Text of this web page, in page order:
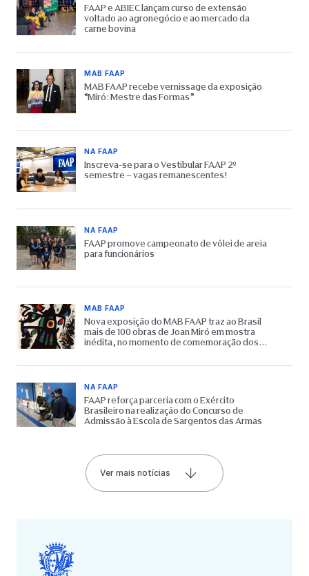
FAAP e ABIEC lançam curso de extensão
voltado ao agronegócio e ao mercado da
carne bovina
MAB FAAP
MAB FAAP recebe vernissage da exposição
“Miró: Mestre das Formas”
NA FAAP
Inscreva-se para o Vestibular FAAP 2º
semestre – vagas remanescentes!
NA FAAP
FAAP promove campeonato de vôlei de areia
para funcionários
MAB FAAP
Nova exposição do MAB FAAP traz ao Brasil
mais de 100 obras de Joan Miró em mostra
inédita, no momento de comemoração dos
NA FAAP
FAAP reforça parceria com o Exército
Brasileiro na realização do Concurso de
Admissão à Escola de Sargentos das Armas
Ver mais notícias